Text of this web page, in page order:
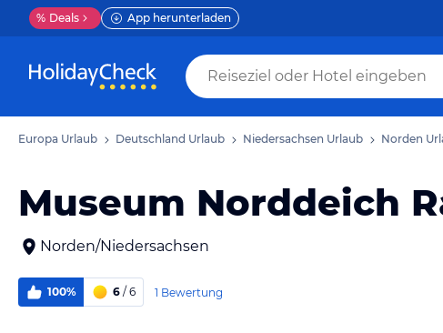
% Deals App herunterladen
Europa Urlaub Deutschland Urlaub Niedersachsen Urlaub Norden
Museum Norddeich
Norden/Niedersachsen
100% 6 / 6 1 Bewertung